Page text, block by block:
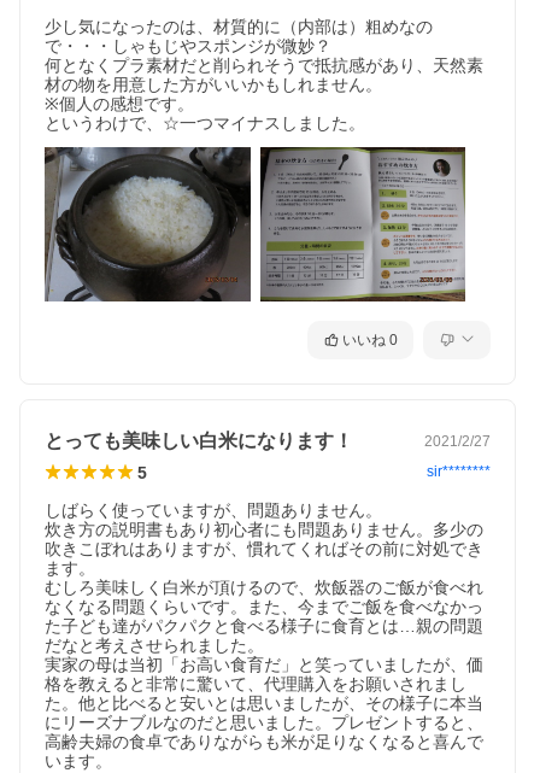
少し気になったのは、材質的に（内部は）粗めなの
で・・・しゃもじやスポンジが微妙？
何となくプラ素材だと削られそうで抵抗感があり、天然素
材の物を用意した方がいいかもしれません。
※個人の感想です。
というわけで、☆一つマイナスしました。
いいね 0
とっても美味しい白米になります！ 2021/2/27
5 sir********
しばらく使っていますが、問題ありません。
炊き方の説明書もあり初心者にも問題ありません。多少の
吹きこぼれはありますが、慣れてくればその前に対処でき
ます。
むしろ美味しく白米が頂けるので、炊飯器のご飯が食べれ
なくなる問題くらいです。また、今までご飯を食べなかっ
た子ども達がパクパクと食べる様子に食育とは…親の問題
だなと考えさせられました。
実家の母は当初「お高い食育だ」と笑っていましたが、価
格を教えると非常に驚いて、代理購入をお願いされまし
た。他と比べると安いとは思いましたが、その様子に本当
にリーズナブルなのだと思いました。プレゼントすると、
高齢夫婦の食卓でありながらも米が足りなくなると喜んで
います。